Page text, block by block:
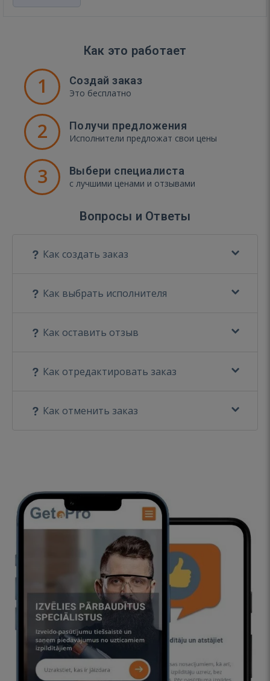
Как это работает
1 Создай заказ
Это бесплатно
2 Получи предложения
Исполнители предложат свои цены
3 Выбери специалиста
с лучшими ценами и отзывами
Вопросы и Ответы
Как создать заказ
Как выбрать исполнителя
Как оставить отзыв
Как отредактировать заказ
Как отменить заказ